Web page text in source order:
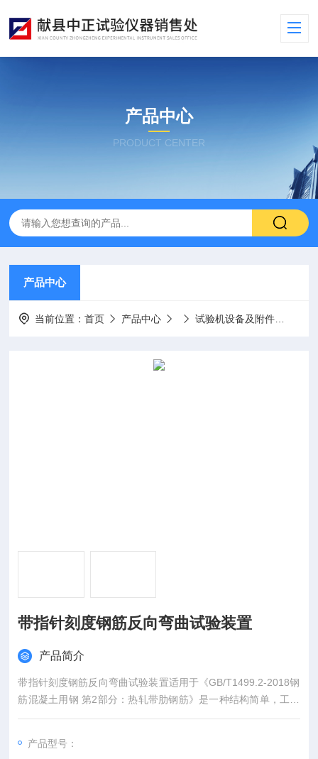
产品中心
PRODUCT CENTER
产品中心
当前位置：首页 产品中心 试验机设备及附件
带指针刻度钢筋反向弯曲试验装置
产品简介
带指针刻度钢筋反向弯曲试验装置适用于《GB/T1499.2-2018钢
筋混凝土用钢 第2部分：热轧带肋钢筋》是一种结构简单，工作
稳定可靠的，能提供准确且足够承载力的反向弯曲支点的夹具 。
产品型号：